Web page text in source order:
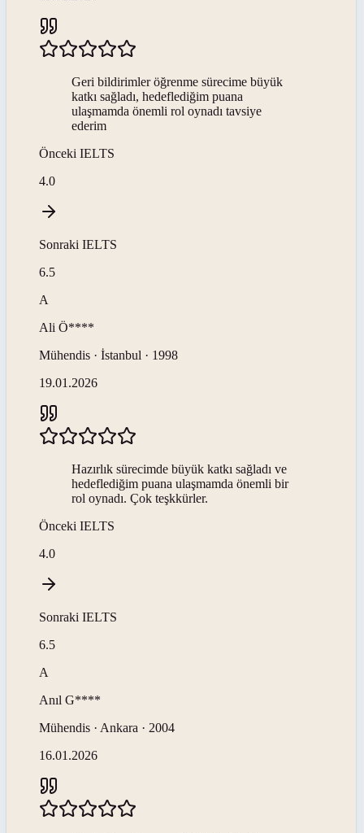
Geri bildirimler öğrenme sürecime büyük
katkı sağladı, hedeflediğim puana
ulaşmamda önemli rol oynadı tavsiye
ederim
Önceki IELTS
4.0
Sonraki IELTS
6.5
A
Ali Ö****
Mühendis · İstanbul · 1998
19.01.2026
Hazırlık sürecimde büyük katkı sağladı ve
hedeflediğim puana ulaşmamda önemli bir
rol oynadı. Çok teşkkürler.
Önceki IELTS
4.0
Sonraki IELTS
6.5
A
Anıl G****
Mühendis · Ankara · 2004
16.01.2026